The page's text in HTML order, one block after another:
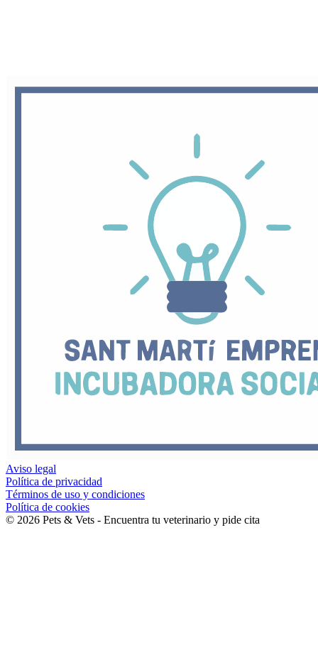
Aviso legal
Política de privacidad
Términos de uso y condiciones
Política de cookies
© 2026 Pets & Vets - Encuentra tu veterinario y pide cita